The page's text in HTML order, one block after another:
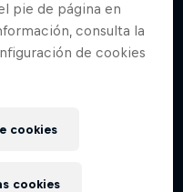
pie de página en
consulta la
de cookies
cookies
cookies